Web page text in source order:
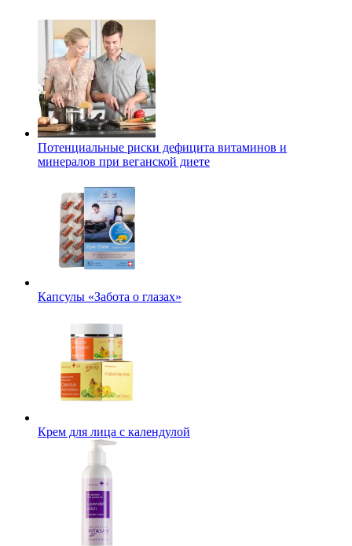
Потенциальные риски дефицита витаминов и
минералов при веганской диете
Капсулы «Забота о глазах»
Крем для лица с календулой